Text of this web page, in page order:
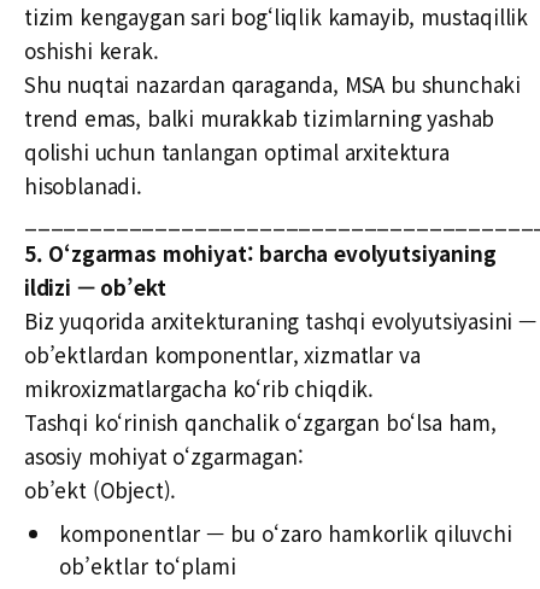
tizim kengaygan sari bog‘liqlik kamayib, mustaqillik
oshishi kerak.
Shu nuqtai nazardan qaraganda, MSA bu shunchaki
trend emas, balki murakkab tizimlarning yashab
qolishi uchun tanlangan optimal arxitektura
hisoblanadi.
5. O‘zgarmas mohiyat: barcha evolyutsiyaning
ildizi — ob’ekt
Biz yuqorida arxitekturaning tashqi evolyutsiyasini —
ob’ektlardan komponentlar, xizmatlar va
mikroxizmatlargacha ko‘rib chiqdik.
Tashqi ko‘rinish qanchalik o‘zgargan bo‘lsa ham,
asosiy mohiyat o‘zgarmagan:
ob’ekt (Object).
komponentlar — bu o‘zaro hamkorlik qiluvchi
ob’ektlar to‘plami